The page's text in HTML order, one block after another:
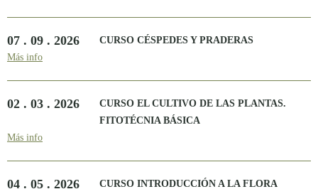
07 . 09 . 2026
CURSO CÉSPEDES Y PRADERAS
Más info
02 . 03 . 2026
CURSO EL CULTIVO DE LAS PLANTAS.
FITOTÉCNIA BÁSICA
Más info
04 . 05 . 2026
CURSO INTRODUCCIÓN A LA FLORA